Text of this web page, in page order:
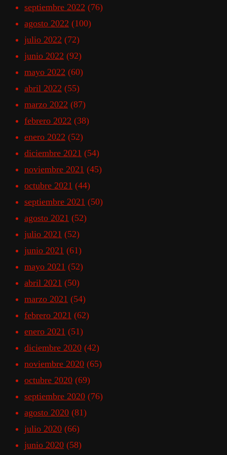
septiembre 2022 (76)
agosto 2022 (100)
julio 2022 (72)
junio 2022 (92)
mayo 2022 (60)
abril 2022 (55)
marzo 2022 (87)
febrero 2022 (38)
enero 2022 (52)
diciembre 2021 (54)
noviembre 2021 (45)
octubre 2021 (44)
septiembre 2021 (50)
agosto 2021 (52)
julio 2021 (52)
junio 2021 (61)
mayo 2021 (52)
abril 2021 (50)
marzo 2021 (54)
febrero 2021 (62)
enero 2021 (51)
diciembre 2020 (42)
noviembre 2020 (65)
octubre 2020 (69)
septiembre 2020 (76)
agosto 2020 (81)
julio 2020 (66)
junio 2020 (58)